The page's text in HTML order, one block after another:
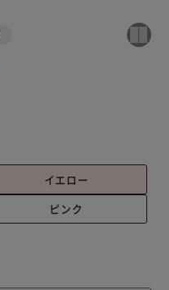
イエロー
ピンク